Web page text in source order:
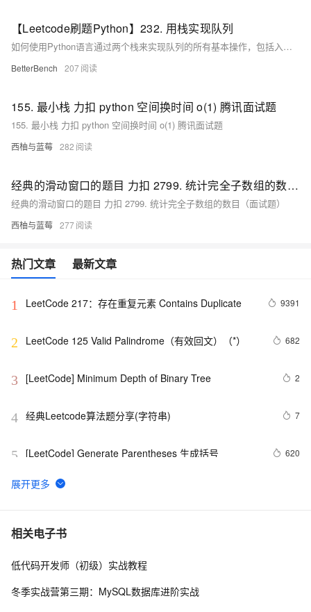
【Leetcode刷题Python】232. 用栈实现队列
如何使用Python语言通过两个栈来实现队列的所有基本操作，包括入队(push)、出队(pop)、查看队首元素(peek)和判断队列是否为空(empty)，并提供了相应的代码实现。
BetterBench 207
155. 最小栈 力扣 python 空间换时间 o(1) 腾讯面试题
155. 最小栈 力扣 python 空间换时间 o(1) 腾讯面试题
西柚与蓝莓 282
经典的滑动窗口的题目 力扣 2799. 统计完全子数组的数目（面试题）
经典的滑动窗口的题目 力扣 2799. 统计完全子数组的数目（面试题）
西柚与蓝莓 277
热门文章 最新文章
1 LeetCode 217：存在重复元素	Contains Duplicate 9391
2 LeetCode 125 Valid Palindrome（有效回文）（*） 682
3 [LeetCode] Minimum Depth of Binary Tree 2
4 经典Leetcode算法题分享(字符串) 7
5 [LeetCode] Generate Parentheses 生成括号 620
6
LeetCode 209：最小长度的子数组 Minimum Size
7 [LeetCode] Implement Stack using Queues 用队列来
8 [LeetCode] Shortest Word Distance
相关电子书
低代码开发师（初级）实战教程
冬季实战营第三期：MySQL数据库进阶实战